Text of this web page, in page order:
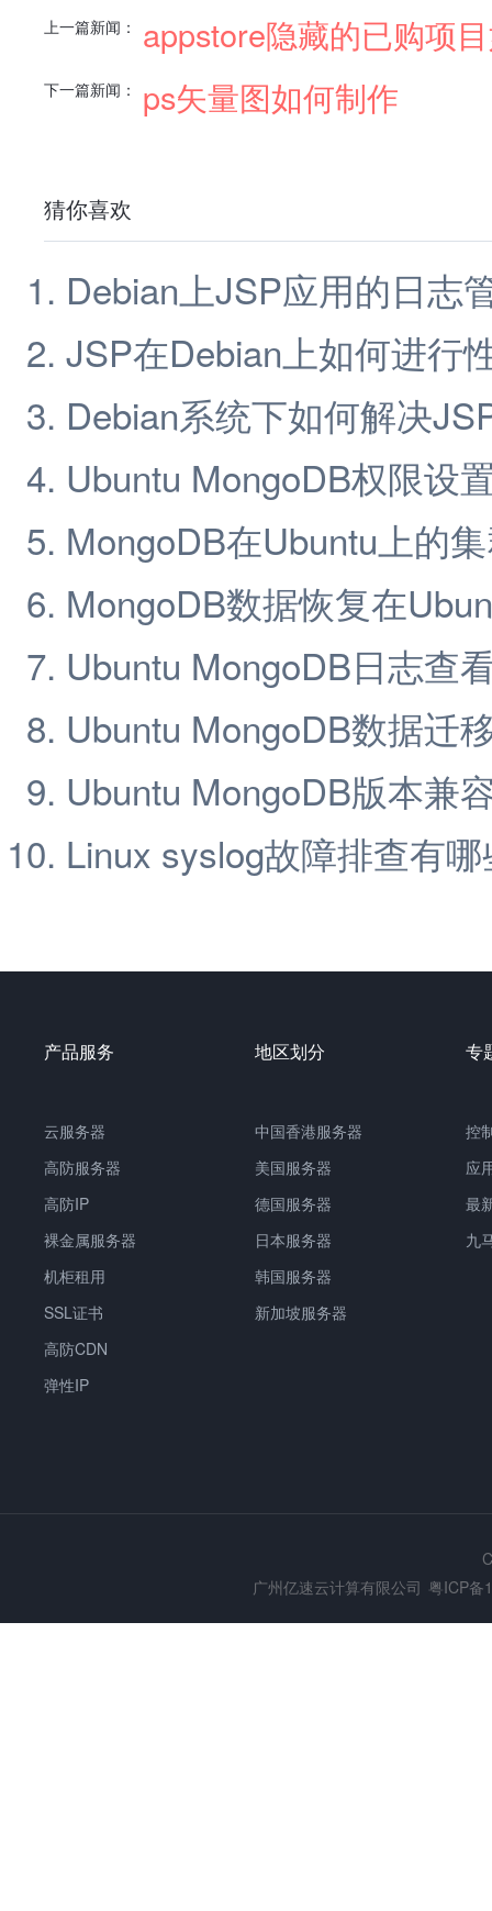
上一篇新闻： appstore隐藏的已购项
下一篇新闻： ps矢量图如何制作
猜你喜欢
Debian上JSP应用的日志
JSP在Debian上如何进行
Debian系统下如何解决
Ubuntu MongoDB权限设
MongoDB在Ubuntu上的
MongoDB数据恢复在
Ubuntu MongoDB日志查
Ubuntu MongoDB数据迁
Ubuntu MongoDB版本兼
Linux syslog故障排查有
产品服务
云服务器
高防服务器
高防IP
裸金属服务器
机柜租用
SSL证书
高防CDN
弹性IP
地区划分
中国香港服务器
美国服务器
德国服务器
日本服务器
韩国服务器
新加坡服务器
专
控
应
最
九
广州亿速云计算有限公司 粤ICP备